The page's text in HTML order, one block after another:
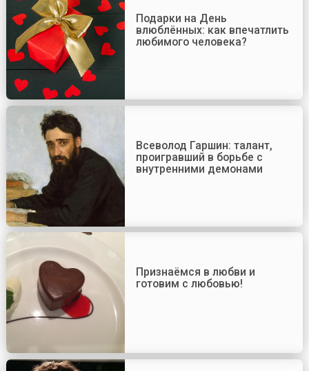
Подарки на День
влюблённых: как впечатлить
любимого человека?
Всеволод Гаршин: талант,
проигравший в борьбе с
внутренними демонами
Признаёмся в любви и
готовим с любовью!